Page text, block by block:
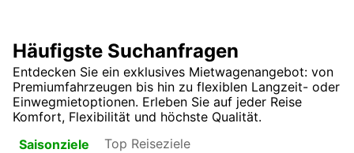
Häufigste Suchanfragen
Entdecken Sie ein exklusives Mietwagenangebot: von
Premiumfahrzeugen bis hin zu flexiblen Langzeit- oder
Einwegmietoptionen. Erleben Sie auf jeder Reise
Komfort, Flexibilität und höchste Qualität.
Saisonziele
Top Reiseziele